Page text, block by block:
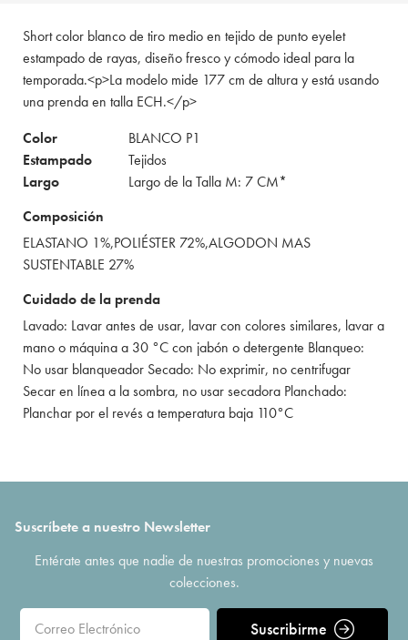
Short color blanco de tiro medio en tejido de punto eyelet
estampado de rayas, diseño fresco y cómodo ideal para la
temporada.<p>La modelo mide 177 cm de altura y está usando
una prenda en talla ECH.</p>
Color
BLANCO P1
Estampado
Tejidos
Largo
Largo de la Talla M: 7 CM*
Composición
ELASTANO 1%,POLIÉSTER 72%,ALGODON MAS
SUSTENTABLE 27%
Cuidado de la prenda
Lavado: Lavar antes de usar, lavar con colores similares, lavar a
mano o máquina a 30 °C con jabón o detergente Blanqueo:
No usar blanqueador Secado: No exprimir, no centrifugar
Secar en línea a la sombra, no usar secadora Planchado:
Planchar por el revés a temperatura baja 110°C
Suscríbete a nuestro Newsletter
Entérate antes que nadie de nuestras promociones y nuevas
colecciones.
Suscribirme